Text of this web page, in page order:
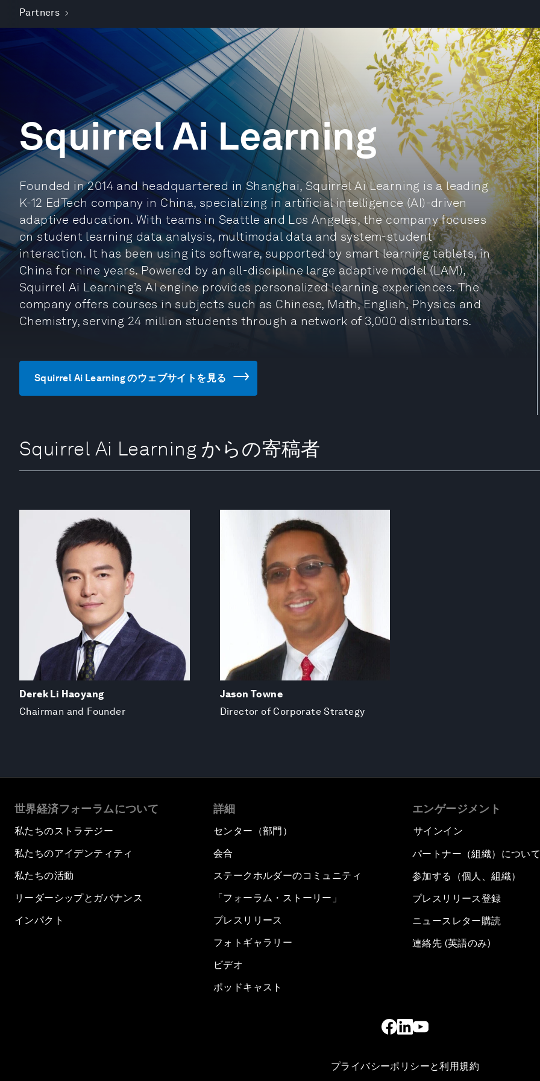
Partners
Squirrel Ai Learning
Founded in 2014 and headquartered in Shanghai, Squirrel Ai Learning is a leading
K-12 EdTech company in China, specializing in artificial intelligence (AI)-driven
adaptive education. With teams in Seattle and Los Angeles, the company focuses
on student learning data analysis, multimodal data and system-student
interaction. It has been using its software, supported by smart learning tablets, in
China for nine years. Powered by an all-discipline large adaptive model (LAM),
Squirrel Ai Learning’s AI engine provides personalized learning experiences. The
company offers courses in subjects such as Chinese, Math, English, Physics and
Chemistry, serving 24 million students through a network of 3,000 distributors.
Squirrel Ai Learning のウェブサイトを見る
Squirrel Ai Learning からの寄稿者
Derek Li Haoyang
Chairman and Founder
Jason Towne
Director of Corporate Strategy
世界経済フォーラムについて
私たちのストラテジー
私たちのアイデンティティ
私たちの活動
リーダーシップとガバナンス
インパクト
詳細
センター（部門）
会合
ステークホルダーのコミュニティ
「フォーラム・ストーリー」
プレスリリース
フォトギャラリー
ビデオ
ポッドキャスト
エンゲージメント
サインイン
パートナー（組織）につい
参加する（個人、組織）
プレスリリース登録
ニュースレター購読
連絡先 (英語のみ)
プライバシーポリシーと利用規約